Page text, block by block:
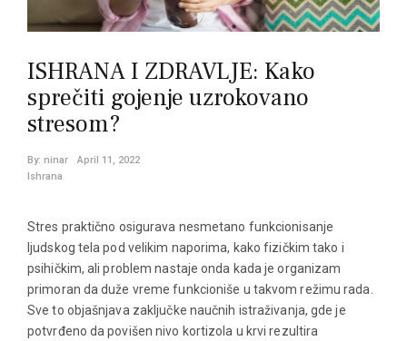
ISHRANA I ZDRAVLJE: Kako
sprečiti gojenje uzrokovano
stresom?
By: ninar
April 11, 2022
Ishrana
Stres praktično osigurava nesmetano funkcionisanje
ljudskog tela pod velikim naporima, kako fizičkim tako i
psihičkim, ali problem nastaje onda kada je organizam
primoran da duže vreme funkcioniše u takvom režimu rada.
Sve to objašnjava zaključke naučnih istraživanja, gde je
potvrđeno da povišen nivo kortizola u krvi rezultira